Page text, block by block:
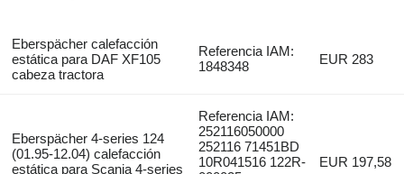
Eberspächer calefacción
estática para DAF XF105
cabeza tractora
Referencia IAM:
1848348
EUR 283
Eberspächer 4-series 124
(01.95-12.04) calefacción
estática para Scania 4-series
Referencia IAM:
252116050000
252116 71451BD
10R041516 122R-
EUR 197,58